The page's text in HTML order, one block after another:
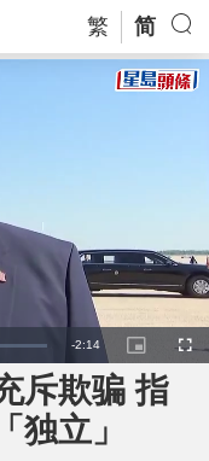
繁 简
R
e
m
-2:14
P
i
c
t
u
r
F
u
斥欺骗 指
独立」